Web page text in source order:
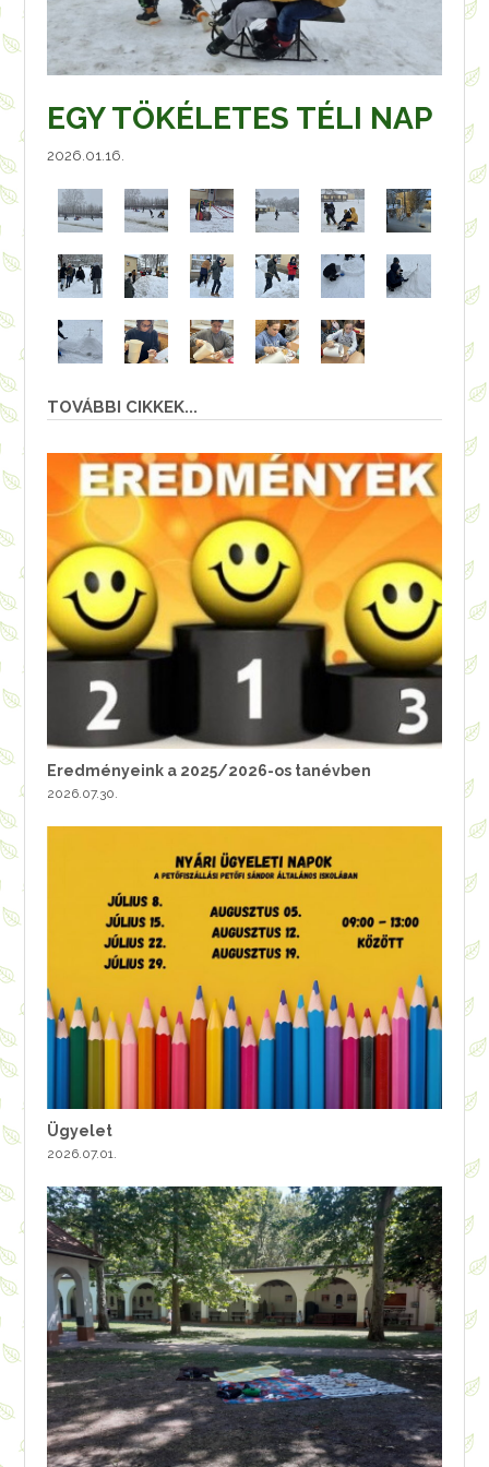
EGY TÖKÉLETES TÉLI NAP
2026.01.16.
TOVÁBBI CIKKEK...
Eredményeink a 2025/2026-os tanévben
2026.07.30.
Ügyelet
2026.07.01.